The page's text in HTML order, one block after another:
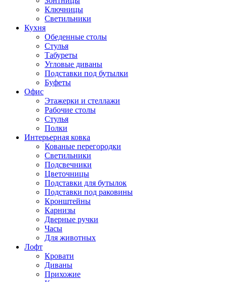
Ключницы
Светильники
Кухня
Обеденные столы
Стулья
Табуреты
Угловые диваны
Подставки под бутылки
Буфеты
Офис
Этажерки и стеллажи
Рабочие столы
Стулья
Полки
Интерьерная ковка
Кованые перегородки
Светильники
Подсвечники
Цветочницы
Подставки для бутылок
Подставки под раковины
Кронштейны
Карнизы
Дверные ручки
Часы
Для животных
Лофт
Кровати
Диваны
Прихожие